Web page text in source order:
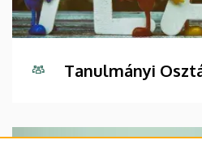
Tanulmányi